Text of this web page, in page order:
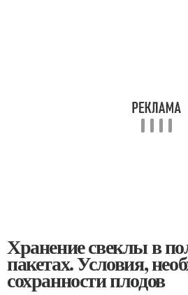
Хранение свеклы в
пакетах. Условия,
сохранности плодов